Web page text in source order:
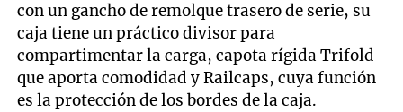
con un gancho de remolque trasero de serie, su
caja tiene un práctico divisor para
compartimentar la carga, capota rígida Trifold
que aporta comodidad y Railcaps, cuya función
es la protección de los bordes de la caja.